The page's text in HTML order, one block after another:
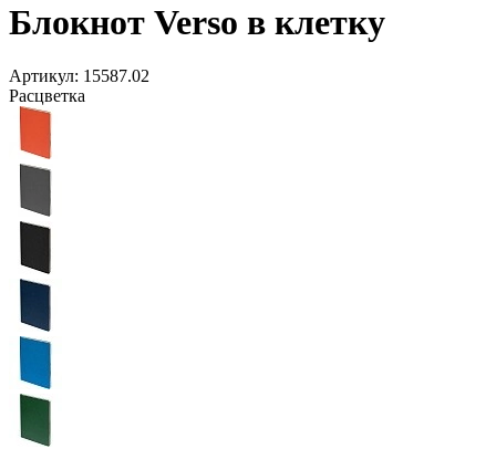
Блокнот Verso в клетку
Артикул: 15587.02
Расцветка